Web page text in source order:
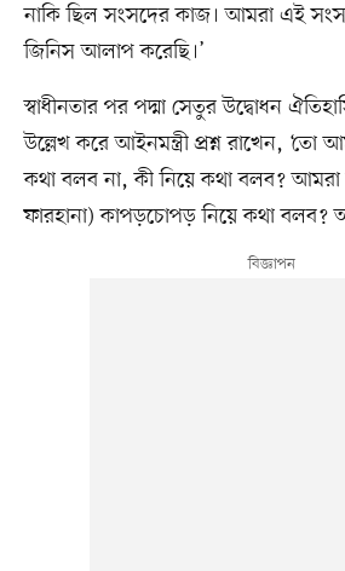
নাকি ছিল সংসদের কাজ। আমরা এই
জিনিস আলাপ করেছি।’
স্বাধীনতার পর পদ্মা সেতুর উদ্বোধন
উল্লেখ করে আইনমন্ত্রী প্রশ্ন রাখেন, ‘তো
কথা বলব না, কী নিয়ে কথা বলব?
ফারহানা) কাপড়চোপড় নিয়ে কথা বলব?